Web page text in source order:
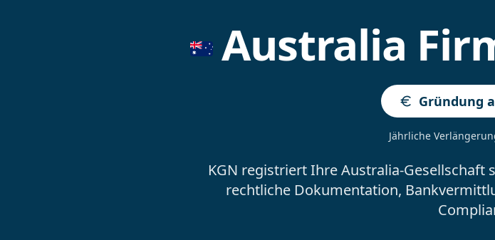
Australia
Gründung
Jährliche
KGN registriert Ihre Australia-
rechtliche Dokumentation,